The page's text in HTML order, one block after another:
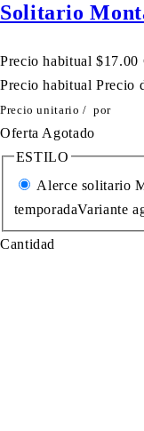
Solitario
Precio habitual $17.00
Precio habitual Precio
Precio unitario / por
Oferta Agotado
ESTILO
Alerce solitario
temporadaVariante
Cantidad